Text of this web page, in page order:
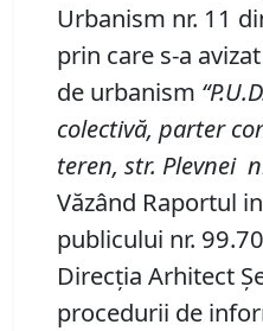
Urbanism nr. 11
prin care s-a
de urbanism “P.U.D
colectivă, parter
teren, str. Plevnei
Văzând Raportul
publicului nr.
Direcţia Arhitect
procedurii de